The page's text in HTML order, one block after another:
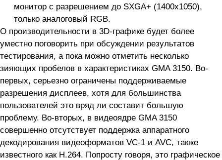
монитор с разрешением до SXGA+ (1400х1050),
только аналоговый RGB.
О производительности в 3D-графике будет более
уместно поговорить при обсуждении результатов
тестирования, а пока можно отметить несколько
зияющих пробелов в характеристиках GMA 3150. Во-
первых, серьезно ограничены поддерживаемые
разрешения дисплеев, хотя для большинства
пользователей это вряд ли составит большую
проблему. Во-вторых, в видеоядре GMA 3150
совершенно отсутствует поддержка аппаратного
декодирования видеоформатов VC-1 и AVC, также
известного как H.264. Попросту говоря, это графическое